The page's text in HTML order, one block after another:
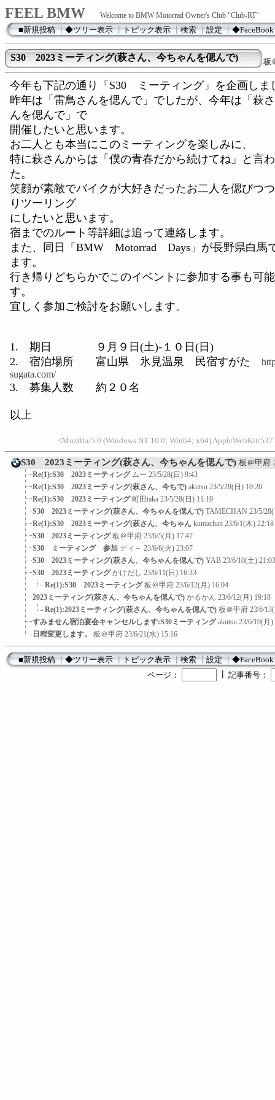
FEEL BMW Welcome to BMW Motorrad Owner's Club "Club-RT"
■新規投稿┃◆ツリー表示┃トピック表示┃検索┃設定┃◆FaceBook
S30 2023ミーティング(萩さん、今ちゃんを偲んで) 板
今年も下記の通り「S30 ミーティング」を企画しま
昨年は「雷鳥さんを偲んで」でしたが、今年は「萩
んを偲んで」で
開催したいと思います。
お二人とも本当にこのミーティングを楽しみに、
特に萩さんからは「僕の青春だから続けてね」と言
た。
笑顔が素敵でバイクが大好きだったお二人を偲びつ
りツーリング
にしたいと思います。
宿までのルート等詳細は追って連絡します。
また、同日「BMW Motorrad Days」が長野県白馬
ます。
行き帰りどちらかでこのイベントに参加する事も可
す。
宜しく参加ご検討をお願いします。
1. 期日 ９月９日(土)-１０日(日)
2. 宿泊場所 富山県 氷見温泉 民宿すがた
sugata.com/
3. 募集人数 約２０名
以上
<Mozilla/5.0 (Windows NT 10.0; Win64; x64) AppleWebKit/
S30 2023ミーティング(萩さん、今ちゃんを偲んで) 板＠甲府
Re(1):S30 2023ミーティング ムー 23/5/28(日) 9:43
Re(1):S30 2023ミーティング(萩さん、今ちで) akutsu 23/5/28(日) 10:20
Re(1):S30 2023ミーティング 町田taka 23/5/28(日) 11:19
S30 2023ミーティング(萩さん、今ちゃんを偲んで) TAMECHAN 23/5/
Re(1):S30 2023ミーティング(萩さん、今ちゃん kumachan 23/6/1(木) 22:18
S30 2023ミーティング 板＠甲府 23/6/5(月) 17:47
S30 ミーティング 参加 ディ－ 23/6/6(火) 23:07
S30 2023ミーティング(萩さん、今ちゃんを偲んで) YAB 23/6/10(土) 21:03
S30 2023ミーティング かけだし 23/6/11(日) 16:33
Re(1):S30 2023ミーティング 板＠甲府 23/6/12(月) 16:04
2023ミーティング(萩さん、今ちゃんを偲んで) かるかん 23/6/12(月) 19:18
Re(1):2023ミーティング(萩さん、今ちゃんを偲んで) 板＠甲府 23/6/
すみません宿泊宴会キャンセルします:S30ミーティング akutsu 23/6/19(月)
日程変更します。
板＠甲府 23/6/21(水) 15:16
■新規投稿┃◆ツリー表示┃トピック表示┃検索┃設定┃◆FaceBook
ページ：
記事番号：